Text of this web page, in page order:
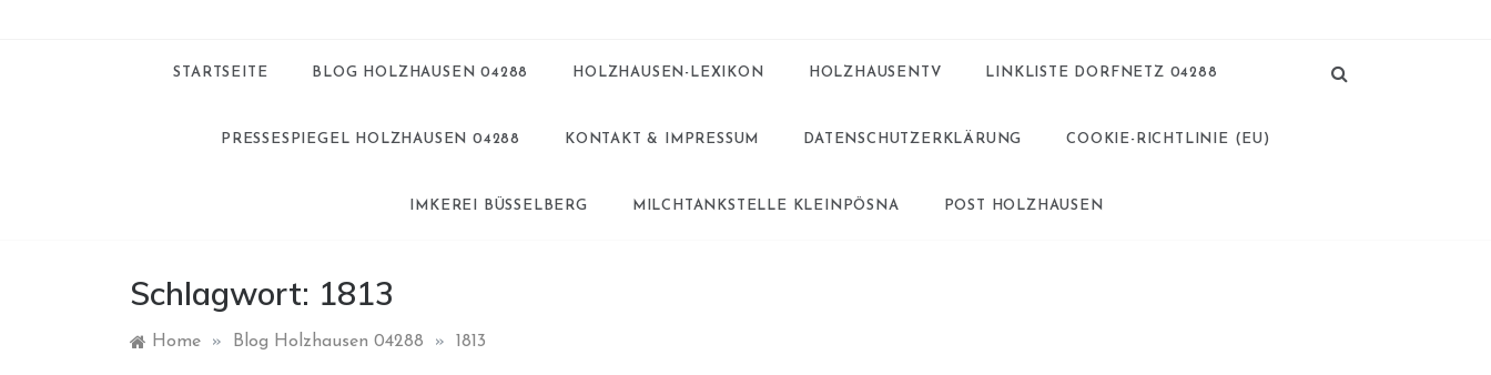
STARTSEITE BLOG HOLZHAUSEN 04288 HOLZHAUSEN-LEXIKON HOLZHAUSENTV LINKLISTE DORFNETZ 04288
PRESSESPIEGEL HOLZHAUSEN 04288 KONTAKT & IMPRESSUM DATENSCHUTZERKLÄRUNG COOKIE-RICHTLINIE (EU)
IMKEREI BÜSSELBERG MILCHTANKSTELLE KLEINPÖSNA POST HOLZHAUSEN
Schlagwort: 1813
Home » Blog Holzhausen 04288 » 1813